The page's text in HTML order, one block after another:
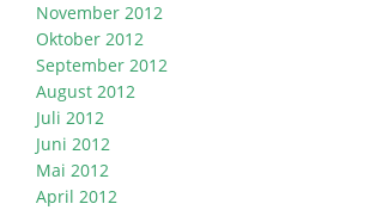
November 2012
Oktober 2012
September 2012
August 2012
Juli 2012
Juni 2012
Mai 2012
April 2012